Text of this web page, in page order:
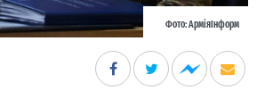
Фото: АрміяІнформ